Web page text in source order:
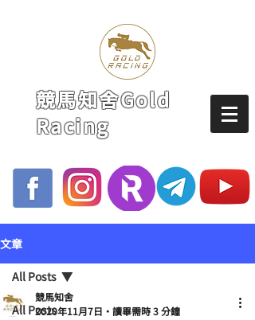
競馬知舍Gold
Racing
文章
All Posts
All Posts
競馬知舍
2020年11月7日
讀畢需時 3 分鐘